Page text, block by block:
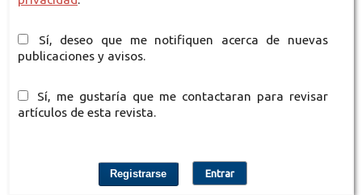
publicaciones y avisos.
artículos de esta revista.
Registrarse Entrar